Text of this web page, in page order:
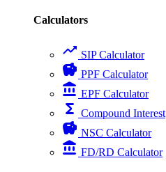
Calculators
trending_up SIP Calculator
savings PPF Calculator
account_balance EPF Calculator
functions Compound Interest
savings NSC Calculator
account_balance FD/RD Calculator